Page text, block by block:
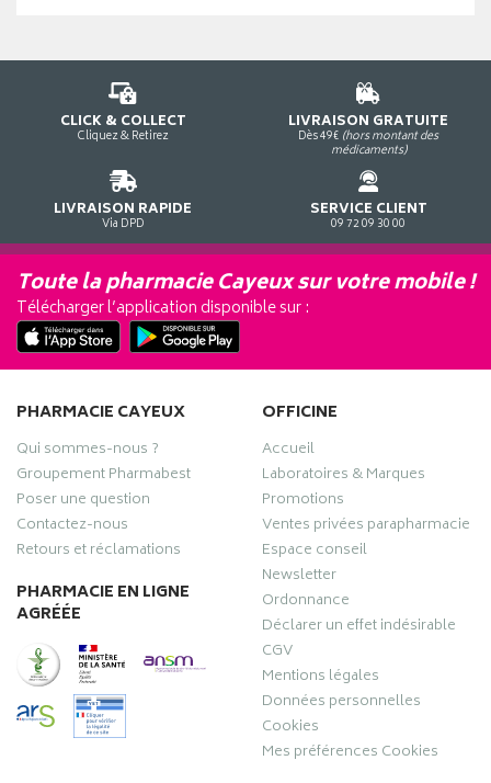
CLICK & COLLECT
Cliquez & Retirez
LIVRAISON GRATUITE
Dès 49€ (hors montant des
médicaments)
LIVRAISON RAPIDE
Via DPD
SERVICE CLIENT
09 72 09 30 00
Toute la pharmacie Cayeux sur votre mobile !
Télécharger l’application disponible sur :
PHARMACIE CAYEUX
Qui sommes-nous ?
Groupement Pharmabest
Poser une question
Contactez-nous
Retours et réclamations
PHARMACIE EN LIGNE
AGRÉÉE
OFFICINE
Accueil
Laboratoires & Marques
Promotions
Ventes privées parapharmacie
Espace conseil
Newsletter
Ordonnance
Déclarer un effet indésirable
CGV
Mentions légales
Données personnelles
Cookies
Mes préférences Cookies